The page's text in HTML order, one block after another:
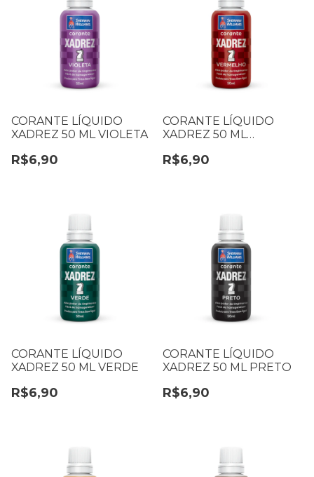
CORANTE LÍQUIDO
XADREZ 50 ML VIOLETA
R$6,90
CORANTE LÍQUIDO
XADREZ 50 ML
R$6,90
CORANTE LÍQUIDO
XADREZ 50 ML VERDE
R$6,90
CORANTE LÍQUIDO
XADREZ 50 ML PRETO
R$6,90